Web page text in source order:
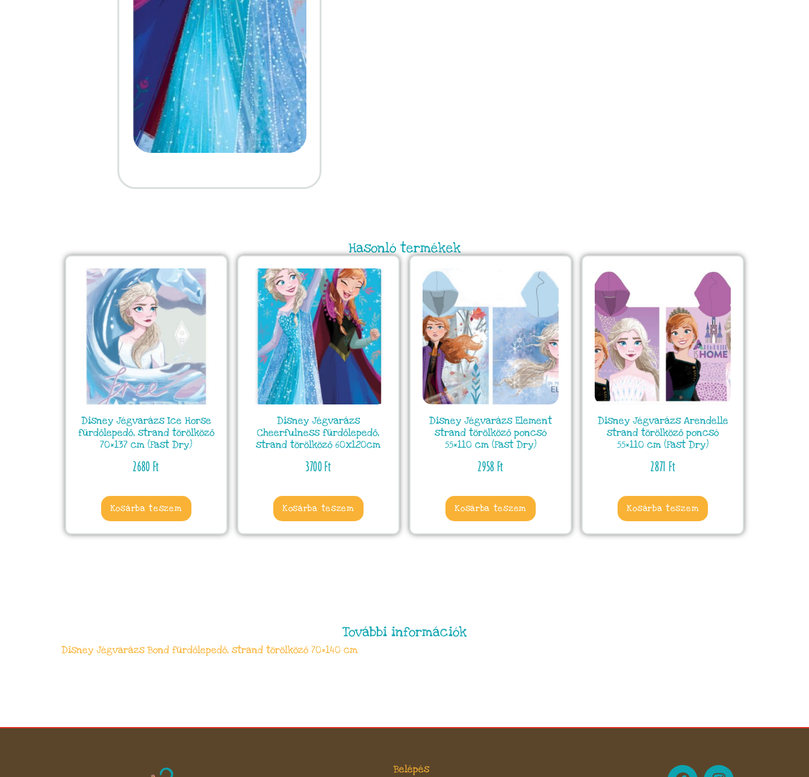
Hasonló termékek
Disney Jégvarázs Ice Horse
fürdőlepedő, strand törölköző
70×137 cm (Fast Dry)
2680Ft
Kosárba teszem
Disney Jégvarázs
Cheerfulness fürdőlepedő,
strand törölköző 60x120cm
3700Ft
Kosárba teszem
Disney Jégvarázs Element
strand törölköző poncsó
55×110 cm (Fast Dry)
2958Ft
Kosárba teszem
Disney Jégvarázs Arendelle
strand törölköző poncsó
55×110 cm (Fast Dry)
2871 Ft
Kosárba teszem
További információk
Disney Jégvarázs Bond fürdőlepedő, strand törölköző 70×140 cm
Belépés